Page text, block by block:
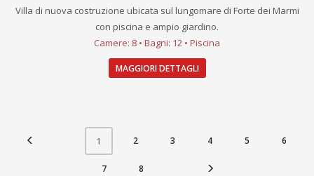
Villa di nuova costruzione ubicata sul lungomare di Forte dei Marmi
con piscina e ampio giardino.
Camere: 8 • Bagni: 12 • Piscina
MAGGIORI DETTAGLI
1 2 3 4 5 6
7 8